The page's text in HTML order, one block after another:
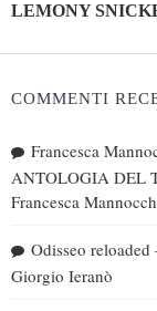
LEMONY
COMMENTI
Francesca
ANTOLOGIA DEL
Francesca
Odisseo
Giorgio Ieranò